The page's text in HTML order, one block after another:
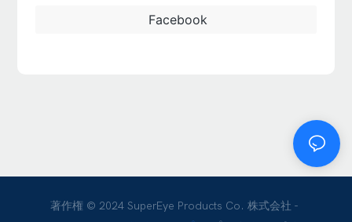
Facebook
著作権 © 2024 SuperEye Products Co. 株式会社 -